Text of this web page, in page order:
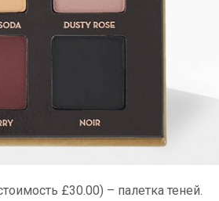
£30.00) – палетка теней.